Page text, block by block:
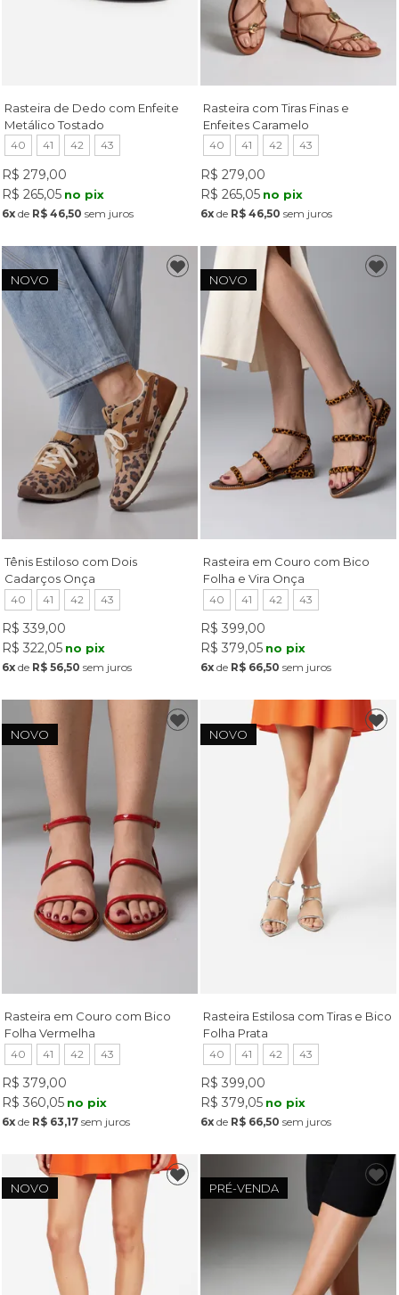
Rasteira de Dedo com Enfeite
Metálico Tostado
40 41 42 43
R$ 279,00
R$ 265,05 no pix
6xde R$ 46,50 sem juros
Rasteira com Tiras Finas e
Enfeites Caramelo
40 41 42 43
R$ 279,00
R$ 265,05 no pix
6x de R$ 46,50 sem juros
NOVO
Tênis Estiloso com Dois
Cadarços Onça
40 41 42 43
R$ 339,00
R$ 322,05 no pix
6xde R$ 56,50 sem juros
NOVO
Rasteira em Couro com Bico
Folha e Vira Onça
40 41 42 43
R$ 399,00
R$ 379,05 no pix
6x de R$ 66,50 sem juros
NOVO
Rasteira em Couro com Bico
Folha Vermelha
40 41 42 43
R$ 379,00
R$ 360,05 no pix
6xde R$ 63,17sem juros
NOVO
Rasteira Estilosa com Tiras e Bico
Folha Prata
40 41 42 43
R$ 399,00
R$ 379,05 no pix
6x de R$ 66,50 sem juros
NOVO PRÉ-VENDA